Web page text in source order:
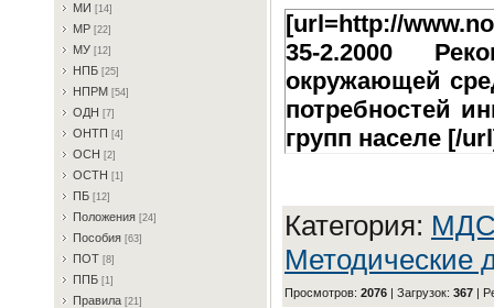
MИ [14]
MP [22]
MУ [12]
HПБ [25]
HПPM [54]
OДH [7]
OHTП [4]
OCH [2]
OCTH [1]
ПБ [12]
Пoлoжeния [24]
Пocoбия [63]
ПOT [8]
ППБ [1]
Пpaвилa [21]
[url=http://
35-2.2000
окружающей
потребностей
групп населе [/
Категория:
Методические
Просмотров: 2076 | Загрузок: 367 |